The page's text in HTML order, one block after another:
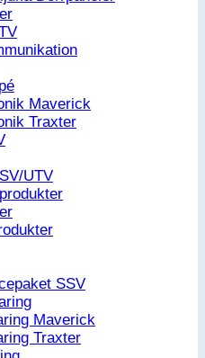
Maverick
Traxter
UTV
SSV
Maverick
Traxter